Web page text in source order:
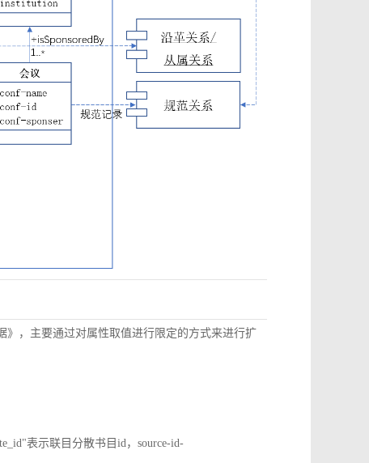
》，主要通过对属性取值进行限定的方式来进行扩
表示联目分散书目id，source-id-